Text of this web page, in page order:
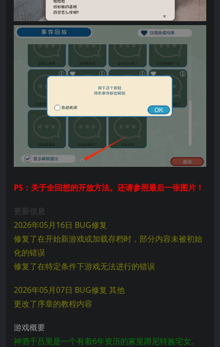
PS：关于全回想的开放方法。还请参照最后一张图片！
更新信息
2026年05月16日 BUG修复
修复了在开始新游戏或加载存档时，部分内容未被初始
化的错误
修复了在特定条件下游戏无法进行的错误
2026年05月07日 BUG修复 其他
更改了序章的教程内容
游戏概要
神酒千吕里是一个有着6年资历的家里蹲尼特族宅女。